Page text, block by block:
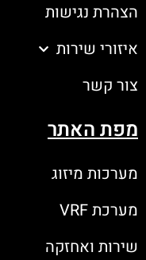
הצהרת נגישות
איזורי שירות
צור קשר
מפת האתר
מערכות מיזוג
מערכת VRF
שירות ואחזקה